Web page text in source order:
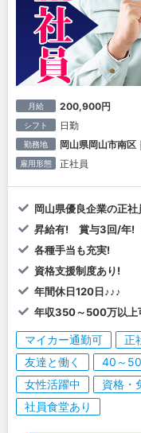
月給 200,900円
シフト 日勤
勤務地 岡山県岡山市南
雇用形態 正社員
岡山県優良企業の正社
昇給有! 賞与3回/年!
各種手当も充実!
資格支援制度あり!
年間休日120日♪♪♪
年収350～500万以上
マイカー通勤可 正
友達と働く
40～
女性活躍中
資格・
社員食堂あり